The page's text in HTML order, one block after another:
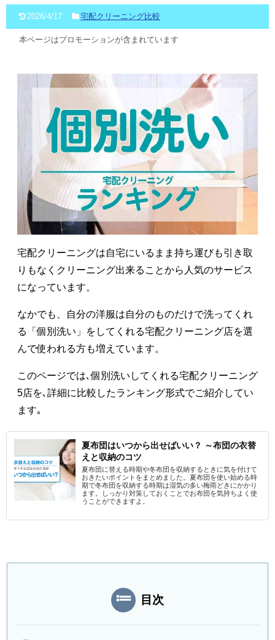
2026/4/17 宅配クリーニング比較
本ページはプロモーションが含まれています
宅配クリーニングは自宅にいるまま持ち運びも引き取
りもなくクリーニング出来ることから人気のサービス
になっています。
なかでも、自分の洋服は自分のものだけで洗ってくれ
る「個別洗い」をしてくれる宅配クリーニング店を選
んで使われる方も増えています。
このページでは､個別洗いしてくれる宅配クリーニング
5店を､詳細に比較したランキング形式でご紹介してい
ます｡
夏布団はいつから出せばいい？ ～布団の衣替
えと収納のコツ
夏布団に替える時期や冬布団を収納するときに気を付けて
おきたいポイントをまとめました。夏布団を使い始める時
期で冬布団を収納する時期は湿気の多い梅雨どきにかかり
ます。しっかり対策しておくことでお布団を気持ちよく使
うことができますよ。
目次